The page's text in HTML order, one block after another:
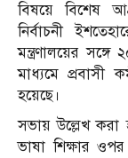
বিষয়ে বিশেষ
নির্বাচনী
মন্ত্রণালয়ের
মাধ্যমে প্রবাসী
হয়েছে।
সভায় উল্লেখ করা
ভাষা শিক্ষার